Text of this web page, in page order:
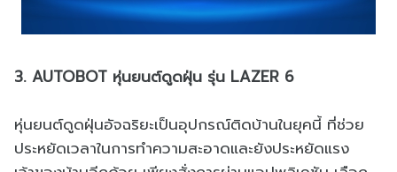
3. AUTOBOT หุ่นยนต์ดูดฝุ่น รุ่น LAZER 6
หุ่นยนต์ดูดฝุ่นอัจฉริยะเป็นอุปกรณ์ติดบ้านในยุคนี้ ที่ช่วย
ประหยัดเวลาในการทำความสะอาดและยังประหยัดแรง